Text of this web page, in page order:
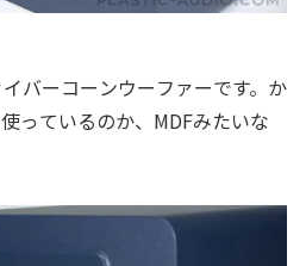
バーコーンウーファーです。か
っているのか、MDFみたいな